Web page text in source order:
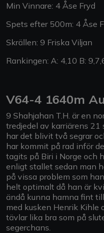
Min Vinnare: 4 Åse Fryd
Spets efter 500m: 4 Åse
Skrällen: 9 Friska Viljan
Rankingen: A: 4,10 B:
V64-4 1640m
9 Shahjahan T.H. är en
tredjedel av karriärens
har det blivit två segrar
har kommit på rad inför
tagits på Biri i Norge och
enligt stallet sedan man
på vissa problem som
helt optimalt då han är
ändå kunna hamna fint
med kusken Henrik Kihle
tävlar lika bra som på
segerchans.